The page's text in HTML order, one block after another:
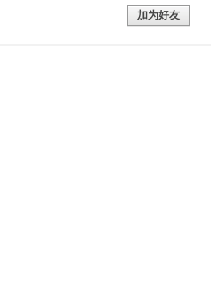
加为好友